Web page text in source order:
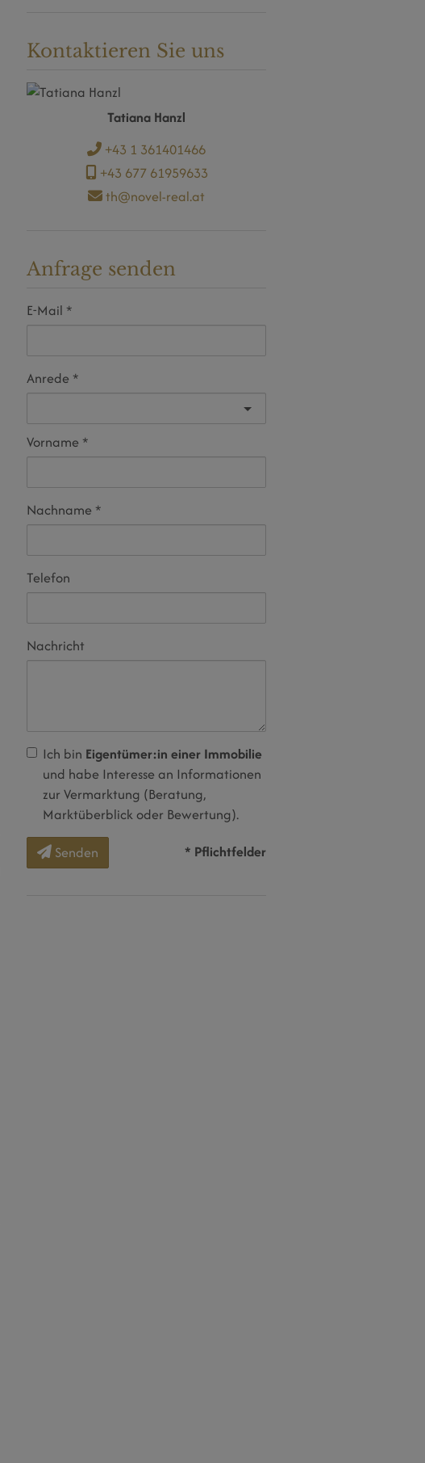
Kontaktieren Sie uns
Tatiana Hanzl
+43 1 361401466
+43 677 61959633
th@novel-real.at
Anfrage senden
E-Mail
Anrede
Vorname
Nachname
Telefon
Nachricht
Ich bin Eigentümer:in einer Immobilie
und habe Interesse an Informationen
zur Vermarktung (Beratung,
Marktüberblick oder Bewertung).
Senden
* Pflichtfelder